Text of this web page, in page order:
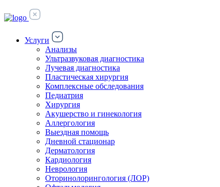
Услуги
Анализы
Ультразвуковая диагностика
Лучевая диагностика
Пластическая хирургия
Комплексные обследования
Педиатрия
Хирургия
Акушерство и гинекология
Аллергология
Выездная помощь
Дневной стационар
Дерматология
Кардиология
Неврология
Оторинолорингология (ЛОР)